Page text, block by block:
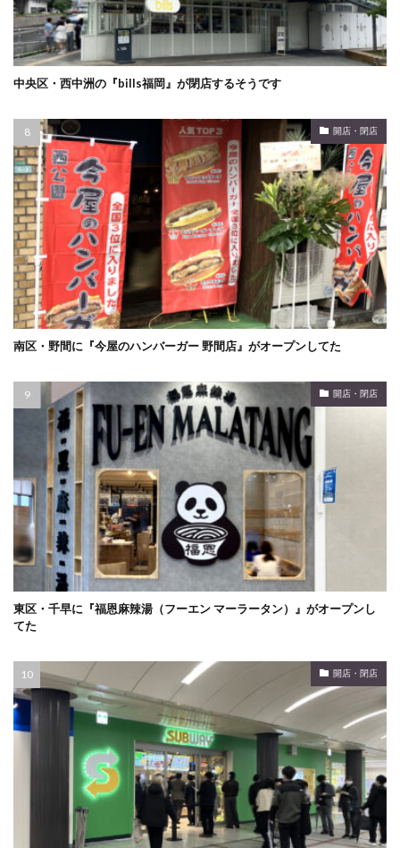
中央区・西中洲の『bills福岡』が閉店するそうです
開店・閉店
南区・野間に『今屋のハンバーガー 野間店』がオープンしてた
開店・閉店
東区・千早に『福恩麻辣湯（フーエン マーラータン）』がオープンし
てた
開店・閉店